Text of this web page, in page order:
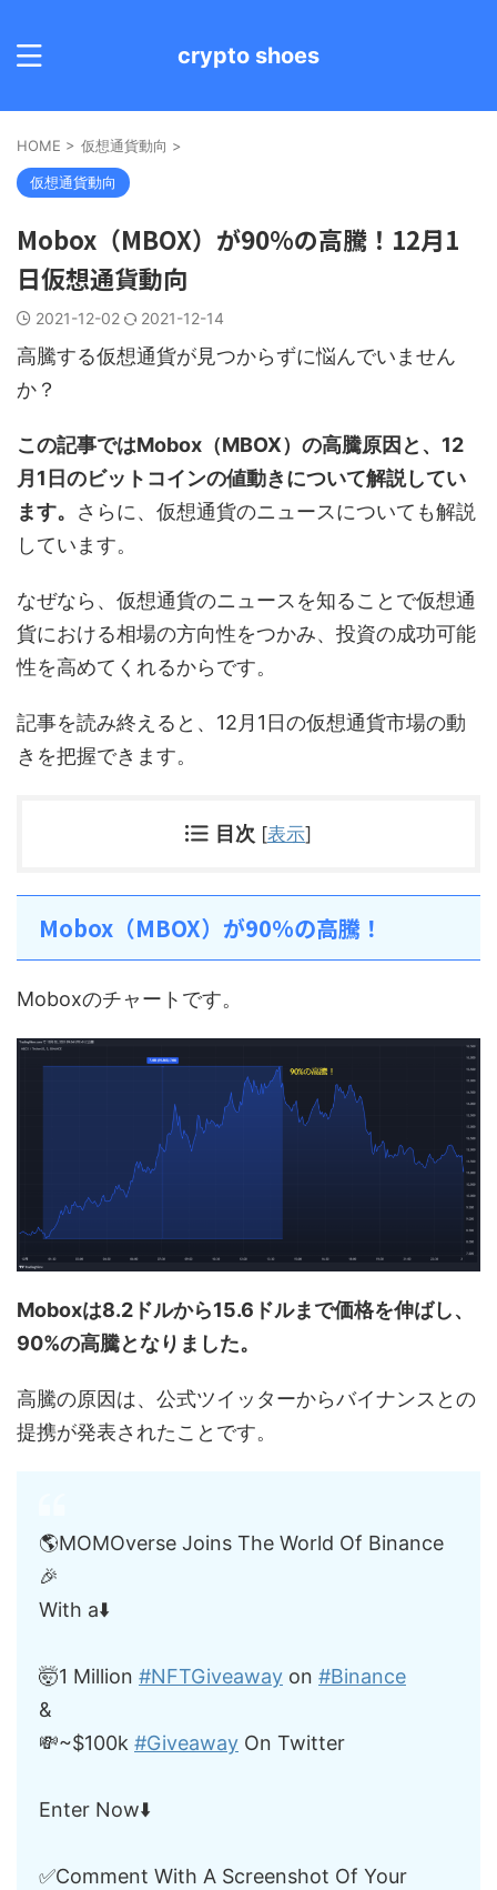
crypto shoes
HOME > 仮想通貨動向 >
仮想通貨動向
Mobox（MBOX）が90%の高騰！12月1
日仮想通貨動向
2021-12-02 2021-12-14
高騰する仮想通貨が見つからずに悩んでいません
か？
この記事ではMobox（MBOX）の高騰原因と、12
月1日のビットコインの値動きについて解説してい
ます。 さらに、仮想通貨のニュースについても解説
しています。
なぜなら、仮想通貨のニュースを知ることで仮想通
貨における相場の方向性をつかみ、投資の成功可能
性を高めてくれるからです。
記事を読み終えると、12月1日の仮想通貨市場の動
きを把握できます。
目次 [表示]
Mobox（MBOX）が90%の高騰！
Moboxのチャートです。
Moboxは8.2ドルから15.6ドルまで価格を伸ばし、
90%の高騰となりました。
高騰の原因は、公式ツイッターからバイナンスとの
提携が発表されたことです。
🌎MOMOverse Joins The World Of Binance
🎉
With a⬇️
🤯1 Million #NFTGiveaway on #Binance
&
💸~$100k #Giveaway On Twitter
Enter Now⬇️
✅Comment With A Screenshot Of Your